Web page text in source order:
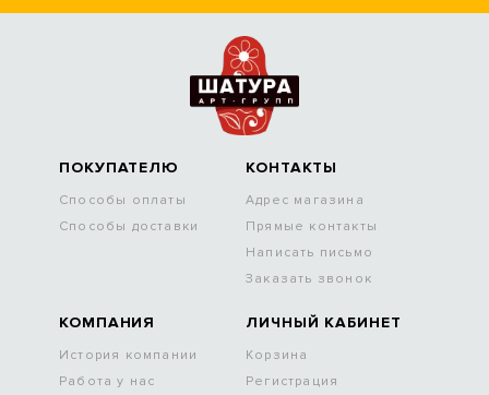
ПОКУПАТЕЛЮ
Способы оплаты
Способы доставки
КОНТАКТЫ
Адрес магазина
Прямые контакты
Написать письмо
Заказать звонок
КОМПАНИЯ
История компании
Работа у нас
ЛИЧНЫЙ КАБИНЕТ
Корзина
Регистрация